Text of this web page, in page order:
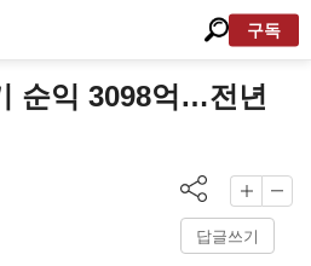
구독
순익 3098억…전년
답글쓰기